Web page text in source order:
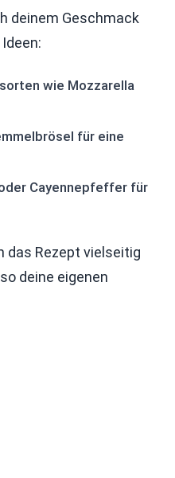
deinem Geschmack
wie Mozzarella
für eine
Cayennepfeffer für
das Rezept vielseitig
deine eigenen